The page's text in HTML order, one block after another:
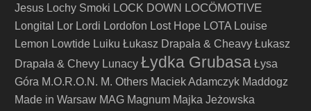
Jesus Lochy Smoki LOCK DOWN LOCÖMOTIVE
Longital Lor Lordi Lordofon Lost Hope LOTA Louise
Lemon Lowtide Luiku Łukasz Drapała & Cheavy Łukasz
Drapała & Chevy Lunacy Łydka Grubasa Łysa
Góra M.O.R.O.N. M. Others Maciek Adamczyk Maddogz
Made in Warsaw MAG Magnum Majka Jeżowska